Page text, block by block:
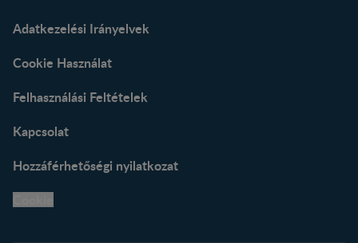
Adatkezelési Irányelvek
Cookie Használat
Felhasználási Feltételek
Kapcsolat
Hozzáférhetőségi nyilatkozat